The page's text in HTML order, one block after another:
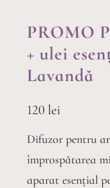
PROMO
+ ulei
Lavandă
120 lei
Difuzor pentru
împrospătarea
aparat esențial